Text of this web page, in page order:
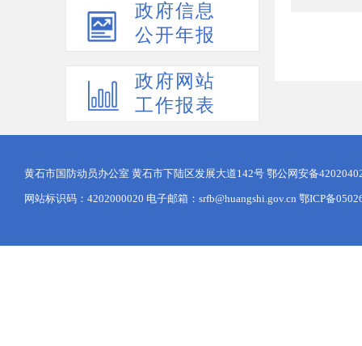
政府信息
公开年报
政府网站
工作报表
黄石市国防动员办公室 黄石市下陆区发展大道142号 鄂公网安备
网站标识码：4202000020 电子邮箱：srfb@huangshi.gov.cn 鄂ICP备